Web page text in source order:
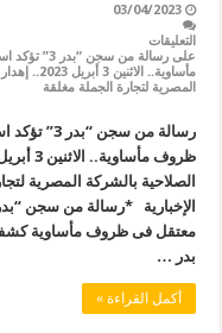
03/04/2023
التعليقات
مأساوية..
المصرية لتجارة الجملة مغلقة
الصلاحية بالشركة المصرية
معتقل فى ظروف مأساوية
بدر …
أكمل القراءة »